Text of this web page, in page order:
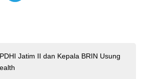
Jatim II dan Kepala BRIN Usung